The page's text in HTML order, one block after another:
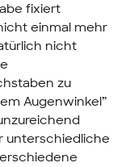
fixiert
einmal mehr
nicht
zu
Augenwinkel”
unterschiedliche